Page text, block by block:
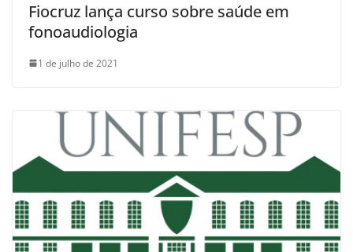
Fiocruz lança curso sobre saúde em
fonoaudiologia
1 de julho de 2021